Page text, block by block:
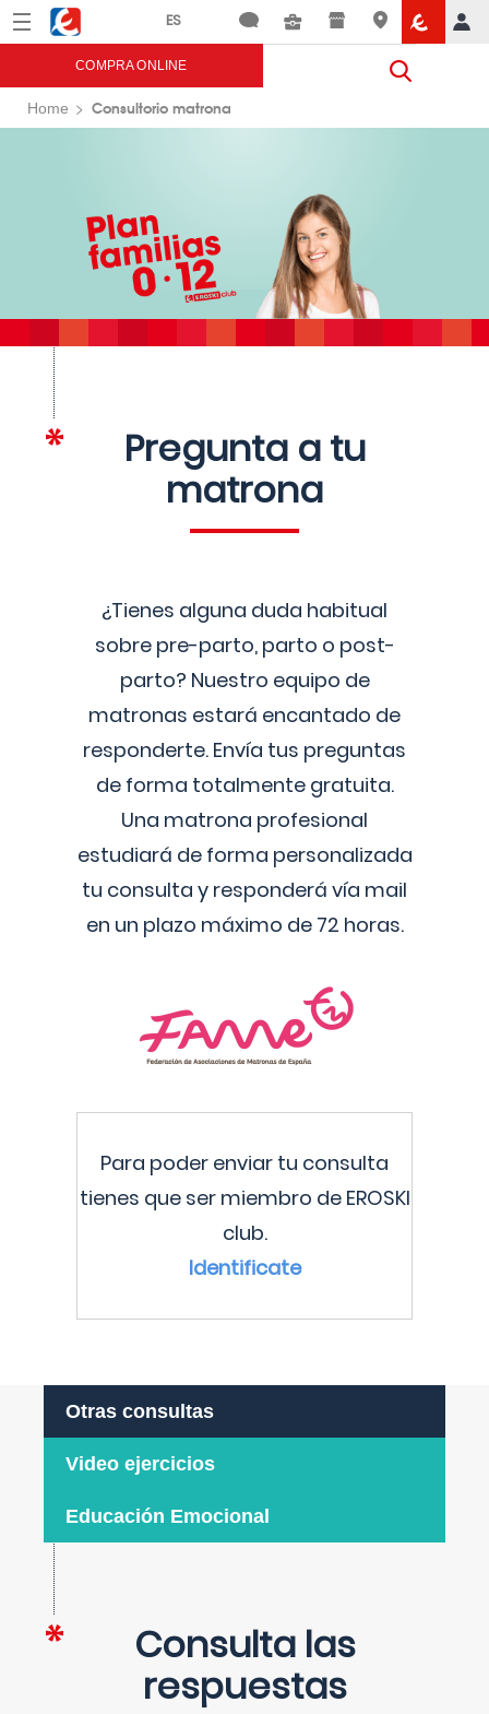
Menú Eroski
COMPRA ONLINE
Home Consultorio matrona
Pregunta a tu
matrona
¿Tienes alguna duda habitual
sobre pre-parto, parto o post-
parto? Nuestro equipo de
matronas estará encantado de
responderte. Envía tus preguntas
de forma totalmente gratuita.
Una matrona profesional
estudiará de forma personalizada
tu consulta y responderá vía mail
en un plazo máximo de 72 horas.
Para poder enviar tu consulta
tienes que ser miembro de EROSKI
club.
Identificate
Otras consultas
Video ejercicios
Educación Emocional
Consulta las
respuestas